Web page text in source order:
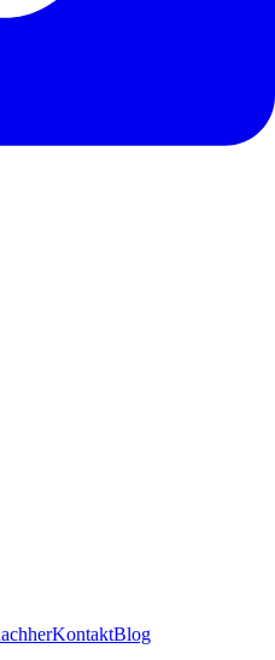
KontaktBlog